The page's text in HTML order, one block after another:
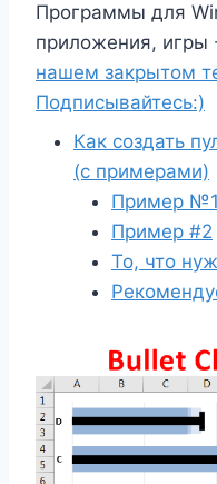
Программы для
приложения,
нашем закрытом
Подписывайтесь:)
Как создать
(с примерами)
Пример №1
Пример #2
То, что